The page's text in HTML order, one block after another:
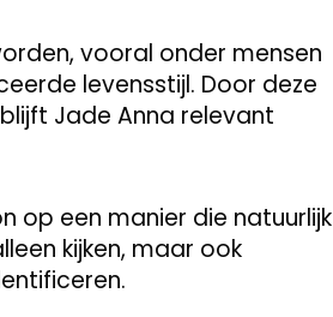
vooral onder mensen
levensstijl. Door deze
Jade Anna relevant
op een manier die natuurlijk
kijken, maar ook